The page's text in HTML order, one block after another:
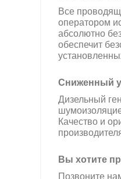
Все
оператором
абсолютно
обеспечит
Сниженный
Дизельный
Качество и
Вы хотите
Позвоните